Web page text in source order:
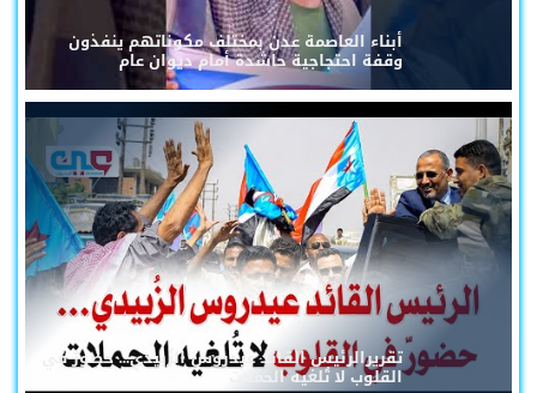
أبناء العاصمة عدن بمختلف مكوناتهم ينفذون
وقفة احتجاجية حاشدة أمام ديوان عام
تقريرالرئيس القائد عيدروس الزُبيدي... حضورٌ في
القلوب لا تُلغيه الحملات